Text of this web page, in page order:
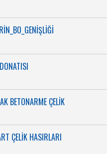
BETONARME ÇELİK
ÇELİK HASIRLARI